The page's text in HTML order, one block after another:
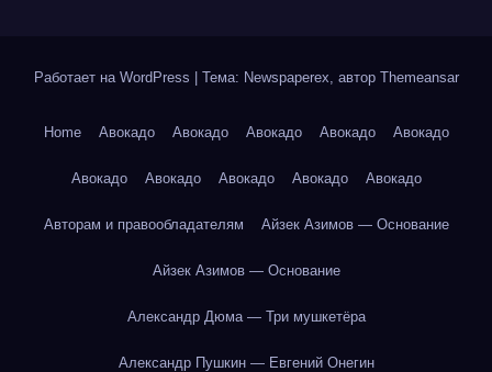
Работает на WordPress | Тема: Newspaperex, автор Themeansar
Home Авокадо Авокадо Авокадо Авокадо Авокадо
Авокадо Авокадо Авокадо Авокадо Авокадо
Авторам и правообладателям Айзек Азимов — Основание
Айзек Азимов — Основание
Александр Дюма — Три мушкетёра
Александр Пушкин — Евгений Онегин